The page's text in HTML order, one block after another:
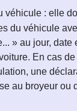
véhicule : elle
du véhicule
» au jour, date
En cas
une
au broyeur ou